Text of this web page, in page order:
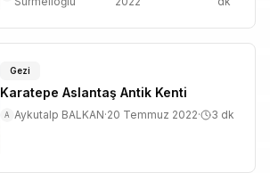
Gezi
Karatepe Aslantaş Antik Kenti
A Aykutalp BALKAN·20 Temmuz 2022· 3 dk